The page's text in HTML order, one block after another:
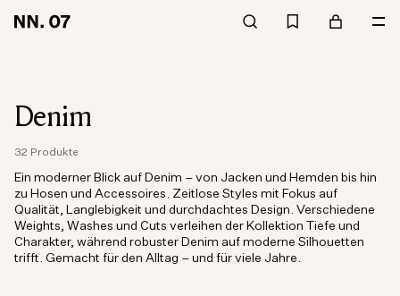
Denim
32 Produkte
Ein moderner Blick auf Denim – von Jacken und Hemden bis hin
zu Hosen und Accessoires. Zeitlose Styles mit Fokus auf
Qualität, Langlebigkeit und durchdachtes Design. Verschiedene
Weights, Washes und Cuts verleihen der Kollektion Tiefe und
Charakter, während robuster Denim auf moderne Silhouetten
trifft. Gemacht für den Alltag – und für viele Jahre.